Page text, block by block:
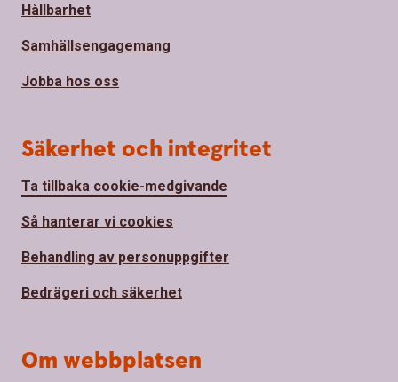
Hållbarhet
Samhällsengagemang
Jobba hos oss
Säkerhet och integritet
Ta tillbaka cookie-medgivande
Så hanterar vi cookies
Behandling av personuppgifter
Bedrägeri och säkerhet
Om webbplatsen